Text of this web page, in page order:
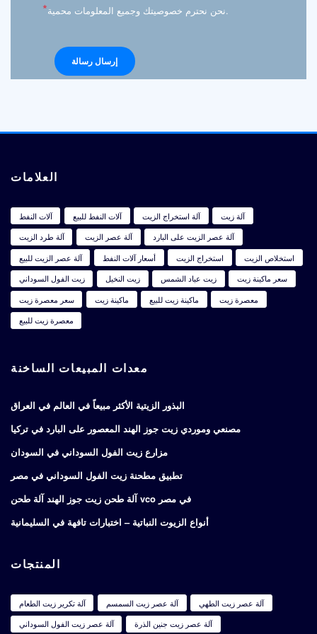
* نحن نحترم خصوصيتك وجميع المعلومات محمية.
العلامات
آلات النفط آلات النفط للبيع آلة استخراج الزيت
آلة زيت
آلة طرد الزيت
آلة عصر الزيت
آلة عصر الزيت على البارد
آلة عصر الزيت للبيع
أسعار آلات النفط استخراج الزيت
استخلاص الزيت
زيت الفول السوداني
زيت النخيل زيت عباد الشمس
سعر ماكينة زيت
سعر معصرة زيت
ماكينة زيت ماكينة زيت للبيع
معصرة زيت
معصرة زيت للبيع
معدات المبيعات الساخنة
البذور الزيتية الأكثر مبيعاً في العالم في العراق
مصنعي وموردي زيت جوز الهند المعصور على البارد في تركيا
مزارع زيت الفول السوداني في السودان
تطبيق مطحنة زيت الفول السوداني في مصر
آلة طحن زيت جوز الهند آلة طحن vco في مصر
أنواع الزيوت النباتية – اختبارات تافهة في السليمانية
المنتجات
آلة تكرير زيت الطعام آلة عصر زيت السمسم
آلة عصر زيت الطهي
آلة عصر زيت الفول السوداني
آلة عصر زيت جنين الذرة